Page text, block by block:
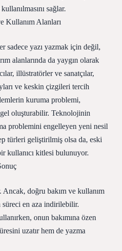
sağlar.
Kullanım Alanları
sadece yazı yazmak için değil,
alanlarında da yaygın olarak
illüstratörler ve sanatçılar,
ve keskin çizgileri tercih
kuruma problemi,
oluşturabilir. Teknolojinin
problemini engelleyen yeni nesil
türleri geliştirilmiş olsa da, eski
kullanıcı kitlesi bulunuyor.
doğru bakım ve kullanım
süreci en aza indirilebilir.
onun bakımına özen
uzatır hem de yazma